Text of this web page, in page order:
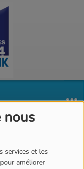
nous
services et les
améliorer
RSS